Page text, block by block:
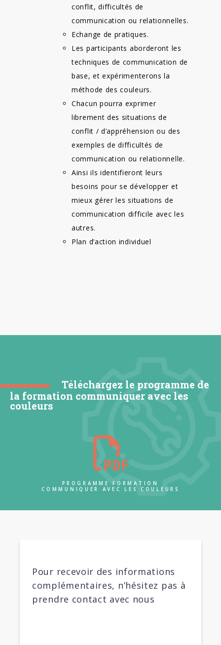
conflit, difficultés de
communication ou relationnelles.
Echange de pratiques.
Les participants aborderont les
techniques de communication de
base, et expérimenterons la
méthode des couleurs.
Chacun pourra exprimer
librement des situations de
conflit / d’appréhension ou des
exemples de difficultés de
communication ou relationnelle.
Ainsi ils identifieront leurs
besoins pour se développer et
mieux gérer les situations de
communication difficile avec les
autres.
Plan d’action individuel
Téléchargez le programme de
la formation communiquer avec les
couleurs
PROGRAMME FORMATION
COMMUNIQUER AVEC LES COULEURS
Pour recevoir des informations
complémentaires, n’hésitez pas à
prendre contact avec nous